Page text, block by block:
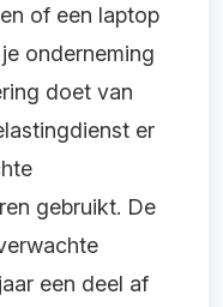
of een laptop
onderneming
doet van
er
gebruikt. De
een deel af